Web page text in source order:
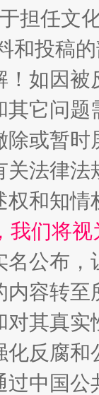
担任文
和投稿
如因
其它问题
或暂
关法律
权和知情
我们将
名公布
容转
对其真实
化反腐
中国